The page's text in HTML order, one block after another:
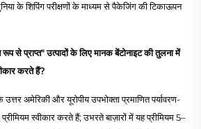
के शिपिंग परीक्षणों के माध्यम से पैकेजिंग की टिकाऊपन
से प्राप्त" उत्पादों के लिए मानक बेंटोनाइट की तुलना में
करते हैं?
अमेरिकी और यूरोपीय उपभोक्ता प्रमाणित पर्यावरण-
स्वीकार करते हैं; उभरते बाज़ारों में यह प्रीमियम 5–